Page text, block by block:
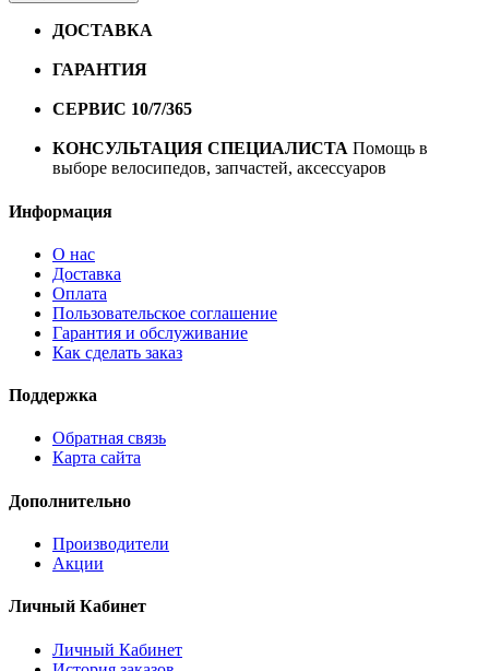
ДОСТАВКА
ГАРАНТИЯ
СЕРВИС 10/7/365
КОНСУЛЬТАЦИЯ СПЕЦИАЛИСТА Помощь в
выборе велосипедов, запчастей, аксессуаров
Информация
О нас
Доставка
Оплата
Пользовательское соглашение
Гарантия и обслуживание
Как сделать заказ
Поддержка
Обратная связь
Карта сайта
Дополнительно
Производители
Акции
Личный Кабинет
Личный Кабинет